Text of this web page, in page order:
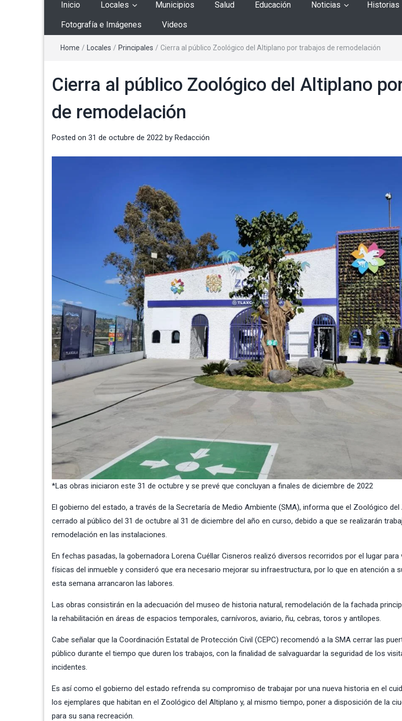
Inicio Locales Municipios Salud Educación Noticias Historias
Fotografía e Imágenes Videos
Home / Locales / Principales / Cierra al público Zoológico del Altiplano por trabajos de remodelación
Cierra al público Zoológico del Altiplano
de remodelación
Posted on 31 de octubre de 2022 by Redacción
*Las obras iniciaron este 31 de octubre y se prevé que concluyan a finales de diciembre de 2022
El gobierno del estado, a través de la Secretaría de Medio Ambiente (SMA), informa que el Zoológico
cerrado al público del 31 de octubre al 31 de diciembre del año en curso, debido a que se realizarán
remodelación en las instalaciones.
En fechas pasadas, la gobernadora Lorena Cuéllar Cisneros realizó diversos recorridos por el lugar
físicas del inmueble y consideró que era necesario mejorar su infraestructura, por lo que en atención a
esta semana arrancaron las labores.
Las obras consistirán en la adecuación del museo de historia natural, remodelación de la fachada
la rehabilitación en áreas de espacios temporales, carnívoros, aviario, ñu, cebras, toros y antílopes.
Cabe señalar que la Coordinación Estatal de Protección Civil (CEPC) recomendó a la SMA cerrar las
público durante el tiempo que duren los trabajos, con la finalidad de salvaguardar la seguridad de los
incidentes.
Es así como el gobierno del estado refrenda su compromiso de trabajar por una nueva historia en el
los ejemplares que habitan en el Zoológico del Altiplano y, al mismo tiempo, poner a disposición de la
para su sana recreación.